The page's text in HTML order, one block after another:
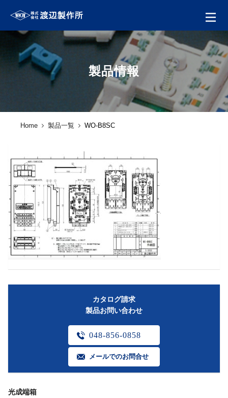
製品情報
Home 製品一覧 WO-B8SC
カタログ請求
製品お問い合わせ
048-856-0858
メールでのお問合せ
光成端箱